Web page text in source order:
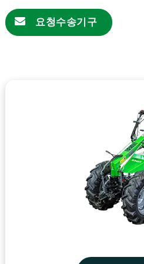
요청수송기구